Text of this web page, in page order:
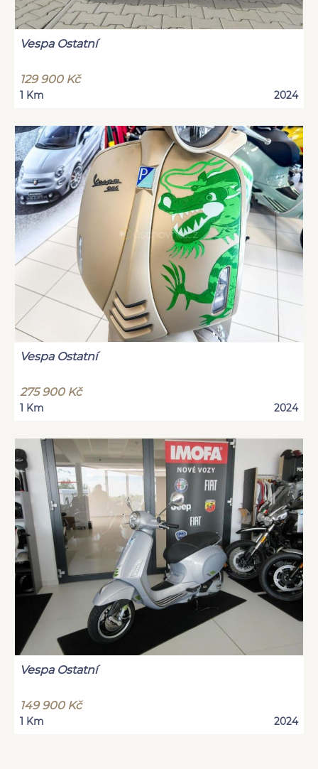
Vespa Ostatní
129 900 Kč
1 Km 2024
Vespa Ostatní
275 900 Kč
1 Km 2024
Vespa Ostatní
149 900 Kč
1 Km 2024